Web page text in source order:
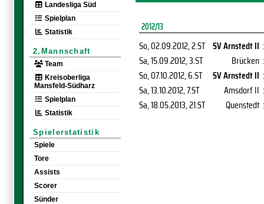
Landesliga Süd
Spielplan
Statistik
2.Mannschaft
Team
Kreisoberliga
Mansfeld-Südharz
Spielplan
Statistik
Spielerstatistik
Spiele
Tore
Assists
Scorer
Sünder
2012/13
So, 02.09.2012, 2.ST SV Arnstedt II :
Sa, 15.09.2012, 3.ST Brücken :
So, 07.10.2012, 6.ST SV Arnstedt II :
Sa, 13.10.2012, 7.ST Amsdorf II :
Sa, 18.05.2013, 21.ST Quenstedt :